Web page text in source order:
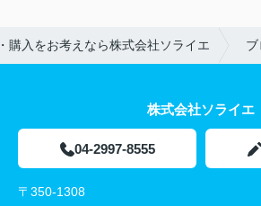
購入をお考えなら株式会社ソライエ
株式会社ソライエ
04-2997-8555
〒350-1308